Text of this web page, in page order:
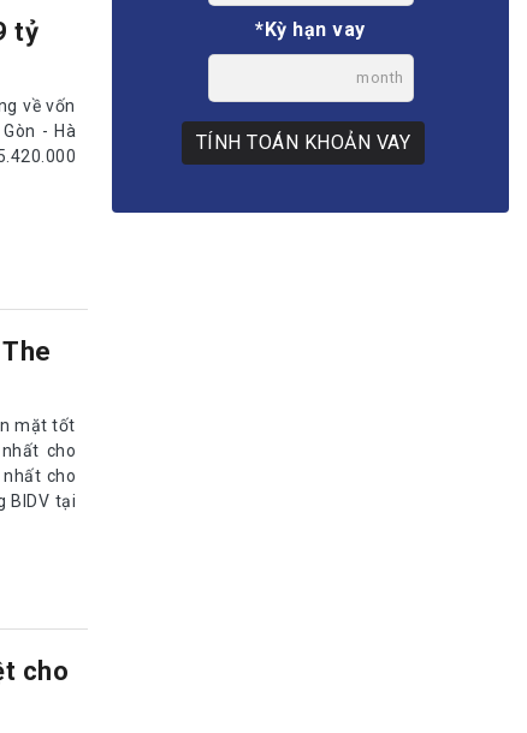
tỷ
về vốn
- Hà
mặt tốt
cho
nhất cho
BIDV tại
cho
*Kỳ hạn vay
month
TÍNH TOÁN KHOẢN VAY